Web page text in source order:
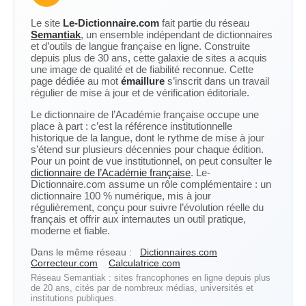
Le site Le-Dictionnaire.com fait partie du réseau
Semantiak, un ensemble indépendant de dictionnaires
et d’outils de langue française en ligne. Construite
depuis plus de 30 ans, cette galaxie de sites a acquis
une image de qualité et de fiabilité reconnue. Cette
page dédiée au mot émaillure s’inscrit dans un travail
régulier de mise à jour et de vérification éditoriale.
Le dictionnaire de l’Académie française occupe une
place à part : c’est la référence institutionnelle
historique de la langue, dont le rythme de mise à jour
s’étend sur plusieurs décennies pour chaque édition.
Pour un point de vue institutionnel, on peut consulter le
dictionnaire de l’Académie française. Le-
Dictionnaire.com assume un rôle complémentaire : un
dictionnaire 100 % numérique, mis à jour
régulièrement, conçu pour suivre l’évolution réelle du
français et offrir aux internautes un outil pratique,
moderne et fiable.
Dans le même réseau :
Dictionnaires.com
Correcteur.com
Calculatrice.com
Réseau Semantiak : sites francophones en ligne depuis plus
de 20 ans, cités par de nombreux médias, universités et
institutions publiques.